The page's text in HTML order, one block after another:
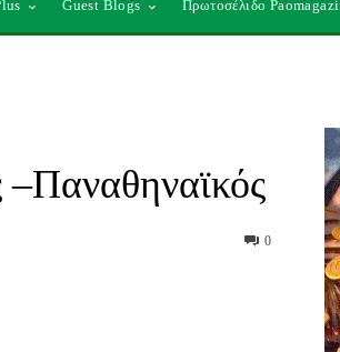
Guest Blogs Πρωτοσέλιδο
0